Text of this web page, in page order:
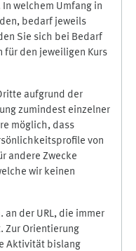
welchem Umfang in
bedarf jeweils
Sie sich bei Bedarf
für den jeweiligen Kurs
aufgrund der
zumindest einzelner
möglich, dass
von
andere Zwecke
wir keinen
an der URL, die immer
Orientierung
Aktivität bislang